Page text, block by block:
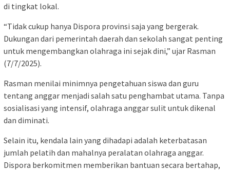
di tingkat lokal.
“Tidak cukup hanya Dispora provinsi saja yang bergerak.
Dukungan dari pemerintah daerah dan sekolah sangat penting
untuk mengembangkan olahraga ini sejak dini,” ujar Rasman
(7/7/2025).
Rasman menilai minimnya pengetahuan siswa dan guru
tentang anggar menjadi salah satu penghambat utama. Tanpa
sosialisasi yang intensif, olahraga anggar sulit untuk dikenal
dan diminati.
Selain itu, kendala lain yang dihadapi adalah keterbatasan
jumlah pelatih dan mahalnya peralatan olahraga anggar.
Dispora berkomitmen memberikan bantuan secara bertahap,